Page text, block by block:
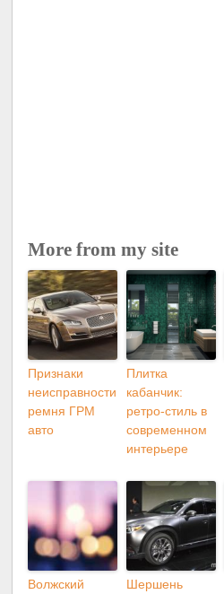
More from my site
Признаки
неисправности
ремня ГРМ
авто
Плитка
кабанчик:
ретро-стиль в
современном
интерьере
Волжский
Шершень